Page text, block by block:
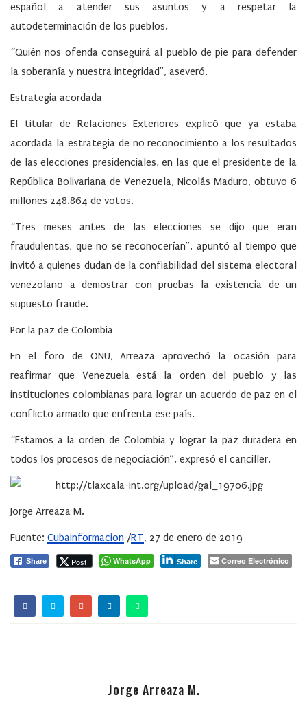
español a atender sus asuntos y a respetar la
autodeterminación de los pueblos.
“Quién nos ofenda conseguirá al pueblo de pie para defender
la soberanía y nuestra integridad”, aseveró.
Estrategia acordada
El titular de Relaciones Exteriores explicó que ya estaba
acordada la estrategia de no reconocimiento a los resultados
de las elecciones presidenciales, en las que el presidente de la
República Bolivariana de Venezuela, Nicolás Maduro, obtuvo 6
millones 248.864 de votos.
“Tres meses antes de las elecciones se dijo que eran
fraudulentas, que no se reconocerían”, apuntó al tiempo que
invitó a quienes dudan de la confiabilidad del sistema electoral
venezolano a demostrar con pruebas la existencia de un
supuesto fraude.
Por la paz de Colombia
En el foro de ONU, Arreaza aprovechó la ocasión para
reafirmar que Venezuela está la orden del pueblo y las
instituciones colombianas para lograr un acuerdo de paz en el
conflicto armado que enfrenta ese país.
“Estamos a la orden de Colombia y lograr la paz duradera en
todos los procesos de negociación”, expresó el canciller.
Jorge Arreaza M.
Fuente: Cubainformacion /RT, 27 de enero de 2019
Share Post WhatsApp Share Correo Electrónico
Jorge Arreaza M.